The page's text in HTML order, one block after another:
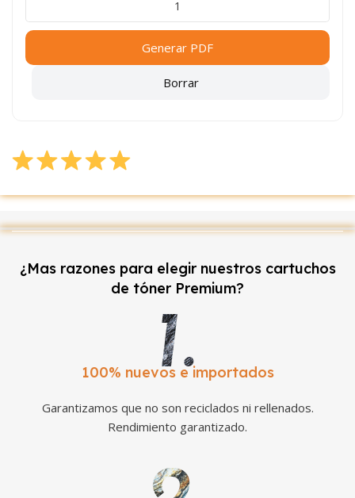
Generar PDF
Borrar
¿Mas razones para elegir nuestros cartuchos
de tóner Premium?
100% nuevos e importados
Garantizamos que no son reciclados ni rellenados.
Rendimiento garantizado.